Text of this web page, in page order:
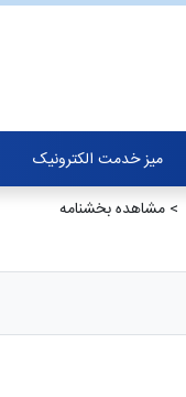
میز خدمت الکترونیک
> مشاهده بخشنامه